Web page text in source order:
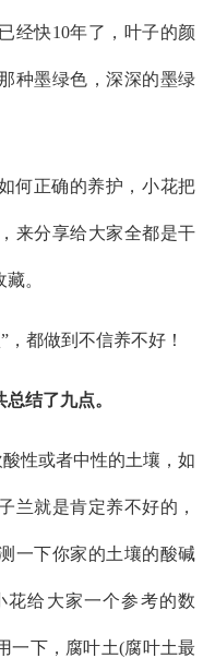
经快10年了，叶子的颜
种墨绿色，深深的墨绿
何正确的养护，小花把
来分享给大家全都是干
。
结了九点。
性或者中性的土壤，如
兰就是肯定养不好的，
一下你家的土壤的酸碱
花给大家一个参考的数
一下，腐叶土(腐叶土最